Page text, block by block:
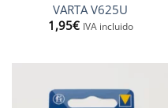
VARTA V625U
1,95€ IVA incluido